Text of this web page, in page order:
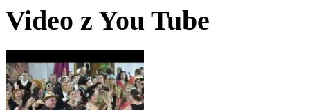
Video z You Tube